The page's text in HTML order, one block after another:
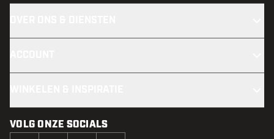
VOLG ONZE SOCIALS